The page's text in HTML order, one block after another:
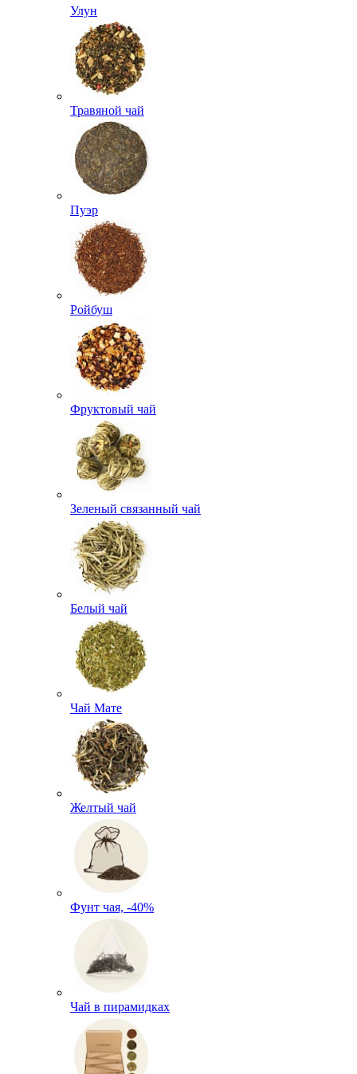
Улун
Травяной чай
Пуэр
Ройбуш
Фруктовый чай
Зеленый связанный чай
Белый чай
Чай Мате
Желтый чай
Фунт чая, -40%
Чай в пирамидках